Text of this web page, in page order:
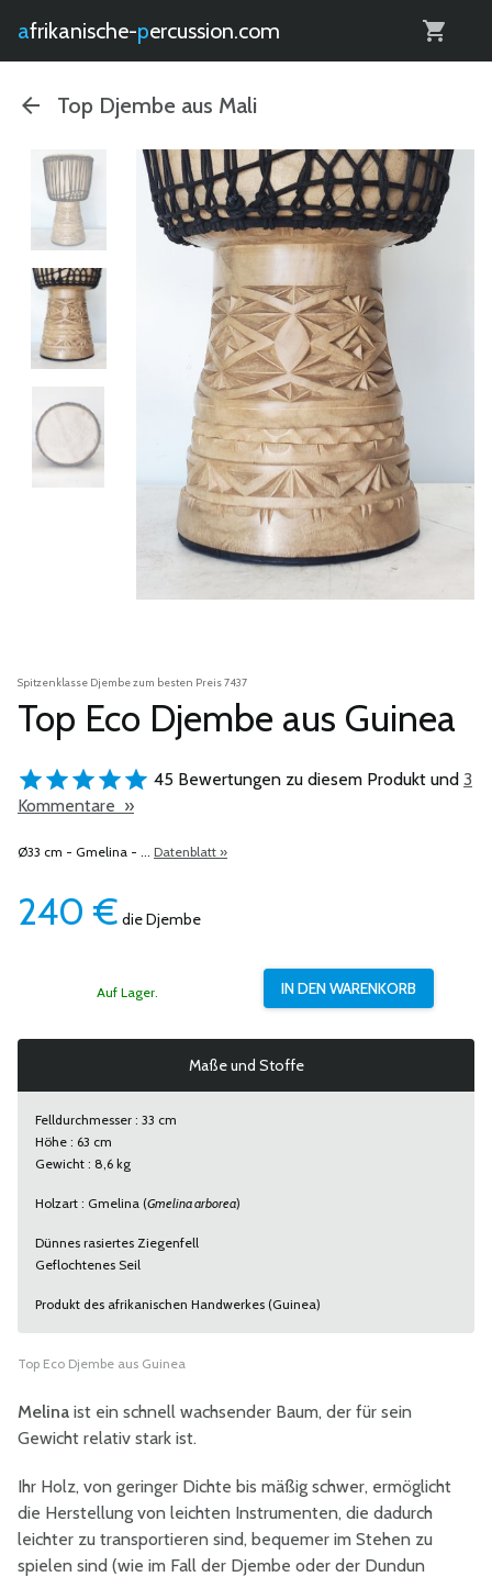
afrikanische- percussion.com
Top Djembe aus Mali
Spitzenklasse Djembe zum besten Preis 7437
Top Eco Djembe aus Guinea
45 Bewertungen zu diesem Produkt und 3
Kommentare »
Ø33 cm - Gmelina - ... Datenblatt »
240 € die Djembe
Auf Lager.
Maße und Stoffe
Felldurchmesser : 33 cm
Höhe : 63 cm
Gewicht : 8,6 kg
Holzart : Gmelina (Gmelina arborea)
Dünnes rasiertes Ziegenfell
Geflochtenes Seil
Produkt des afrikanischen Handwerkes (Guinea)
Top Eco Djembe aus Guinea
Melina ist ein schnell wachsender Baum, der für sein
Gewicht relativ stark ist.
Ihr Holz, von geringer Dichte bis mäßig schwer, ermöglicht
die Herstellung von leichten Instrumenten, die dadurch
leichter zu transportieren sind, bequemer im Stehen zu
spielen sind (wie im Fall der Djembe oder der Dundun